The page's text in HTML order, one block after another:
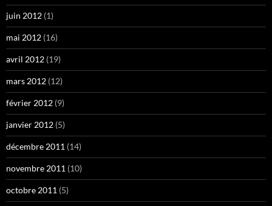
juin 2012 (1)
mai 2012 (16)
avril 2012 (19)
mars 2012 (12)
février 2012 (9)
janvier 2012 (5)
décembre 2011 (14)
novembre 2011 (10)
octobre 2011 (5)